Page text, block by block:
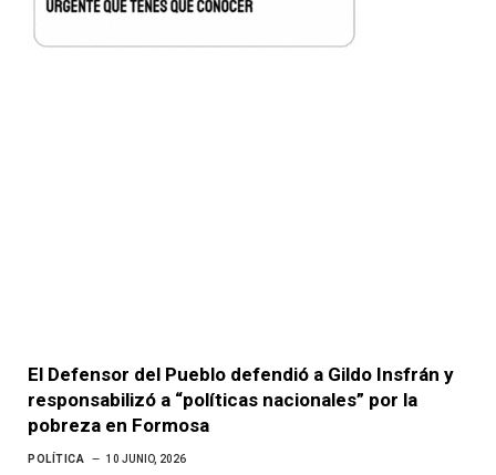
El Defensor del Pueblo defendió a Gildo Insfrán y
responsabilizó a “políticas nacionales” por la
pobreza en Formosa
POLÍTICA 10 JUNIO, 2026